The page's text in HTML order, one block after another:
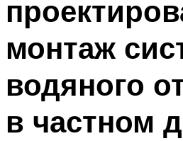
монтаж
водяного
в частном